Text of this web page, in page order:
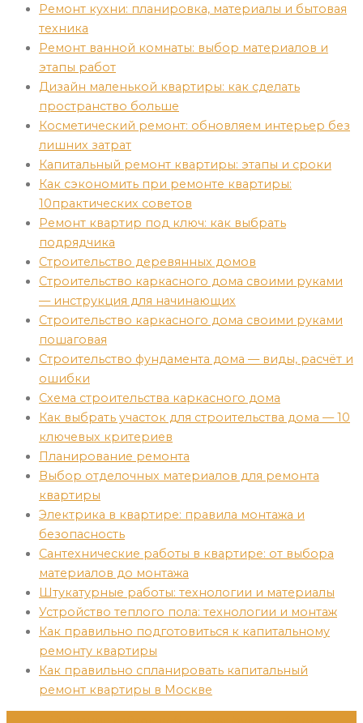
Ремонт кухни: планировка, материалы и бытовая
техника
Ремонт ванной комнаты: выбор материалов и
этапы работ
Дизайн маленькой квартиры: как сделать
пространство больше
Косметический ремонт: обновляем интерьер без
лишних затрат
Капитальный ремонт квартиры: этапы и сроки
Как сэкономить при ремонте квартиры:
10практических советов
Ремонт квартир под ключ: как выбрать
подрядчика
Cтроительство деревянных домов
Строительство каркасного дома своими руками
— инструкция для начинающих
Строительство каркасного дома своими руками
пошаговая
Строительство фундамента дома — виды, расчёт и
ошибки
Схема строительства каркасного дома
Как выбрать участок для строительства дома — 10
ключевых критериев
Планирование ремонта
Выбор отделочных материалов для ремонта
квартиры
Электрика в квартире: правила монтажа и
безопасность
Сантехнические работы в квартире: от выбора
материалов до монтажа
Штукатурные работы: технологии и материалы
Устройство теплого пола: технологии и монтаж
Как правильно подготовиться к капитальному
ремонту квартиры
Как правильно спланировать капитальный
ремонт квартиры в Москве